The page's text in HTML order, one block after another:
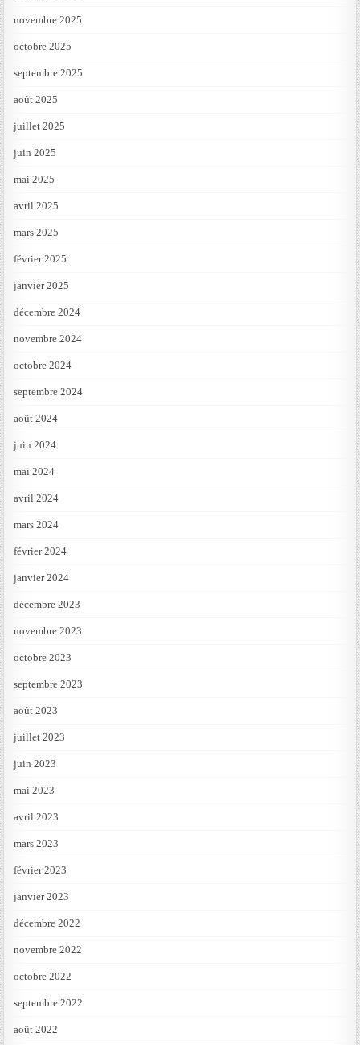
novembre 2025
octobre 2025
septembre 2025
août 2025
juillet 2025
juin 2025
mai 2025
avril 2025
mars 2025
février 2025
janvier 2025
décembre 2024
novembre 2024
octobre 2024
septembre 2024
août 2024
juin 2024
mai 2024
avril 2024
mars 2024
février 2024
janvier 2024
décembre 2023
novembre 2023
octobre 2023
septembre 2023
août 2023
juillet 2023
juin 2023
mai 2023
avril 2023
mars 2023
février 2023
janvier 2023
décembre 2022
novembre 2022
octobre 2022
septembre 2022
août 2022